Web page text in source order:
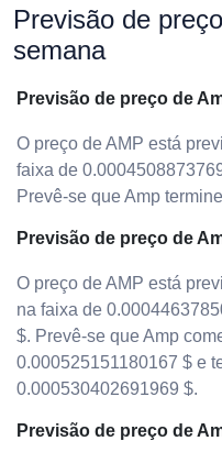
Previsão de
semana
Previsão de preço de
O preço de AMP está
faixa de
Prevê-se que Amp
Previsão de preço de
O preço de AMP está
na faixa de
$. Prevê-se que Amp
0.000525151180167 $ e
0.000530402691969 $.
Previsão de preço de